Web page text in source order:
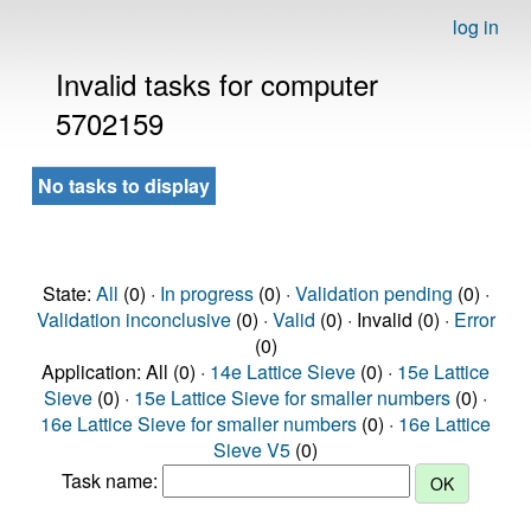
log in
Invalid tasks for computer
5702159
No tasks to display
State: All (0) · In progress(0) · Validation pending (0) ·
Validation inconclusive(0) · Valid (0) · Invalid (0) · Error
(0)
Application: All (0) · 14e Lattice Sieve (0) · 15e Lattice
Sieve (0) · 15e Lattice Sieve for smaller numbers (0) ·
16e Lattice Sieve for smaller numbers (0) · 16e Lattice
Sieve V5 (0)
Task name: